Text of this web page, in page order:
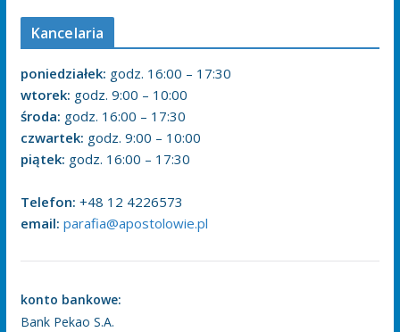
Kancelaria
poniedziałek: godz. 16:00 – 17:30
wtorek: godz. 9:00 – 10:00
środa: godz. 16:00 – 17:30
czwartek: godz. 9:00 – 10:00
piątek: godz. 16:00 – 17:30
Telefon: +48 12 4226573
email: parafia@apostolowie.pl
konto bankowe:
Bank Pekao S.A.